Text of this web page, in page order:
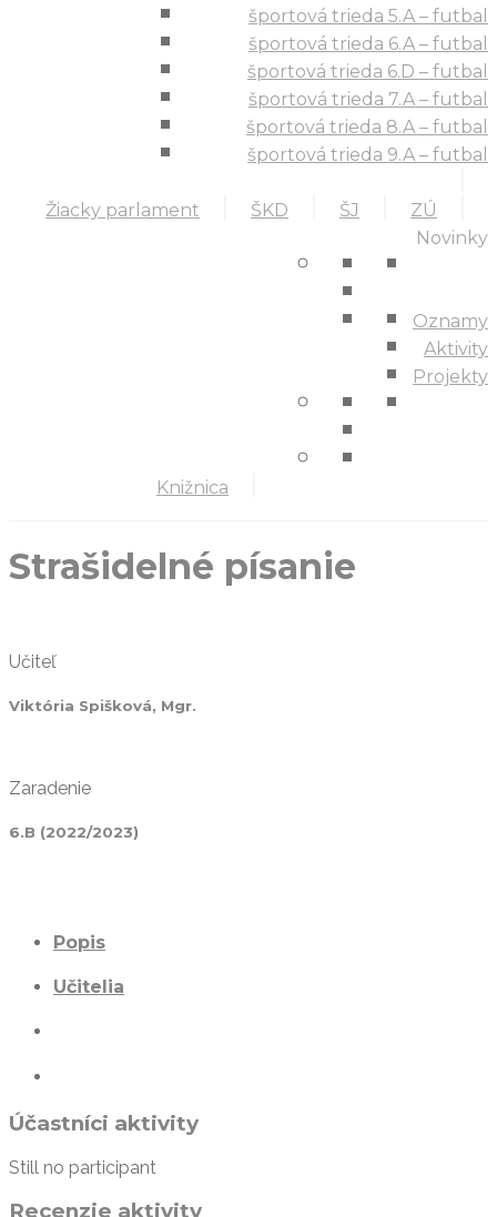
športová trieda 5.A – futbal
športová trieda 6.A – futbal
športová trieda 6.D – futbal
športová trieda 7.A – futbal
športová trieda 8.A – futbal
športová trieda 9.A – futbal
Žiacky parlament ŠKD ŠJ ZÚ
Knižnica
Novinky
Oznamy
Aktivity
Projekty
Strašidelné písanie
Učiteľ
Viktória Spišková, Mgr.
Zaradenie
6.B (2022/2023)
Popis
Učitelia
Účastníci aktivity
Still no participant
Recenzie aktivity